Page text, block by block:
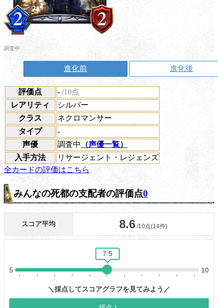
調査中
進化前 進化後
評価点 - /10点
レアリティ
シルバー
クラス
ネクロマンサー
タイプ
-
声優
調査中
（声優一覧）
入手方法
リサージェント・レジェンズ
全カードの評価はこちら
みんなの死都の支配者の評価点0